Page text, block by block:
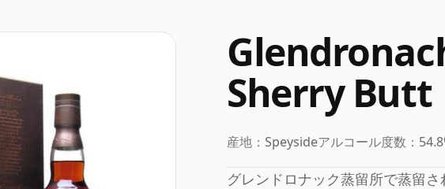
Sherry Butt
産地： Speysideアルコール度数：
グレンドロナック蒸留所で蒸留